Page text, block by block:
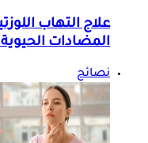
علاج التهاب
المضادات
نصائح